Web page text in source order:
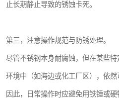
止长期静止导致的锈蚀卡死。
第三，注意操作规范与防锈处理。
尽管不锈钢本身耐腐蚀，但在某些
环境中（如海边或化工厂区），依然
因此，日常操作时应避免用铁锤或